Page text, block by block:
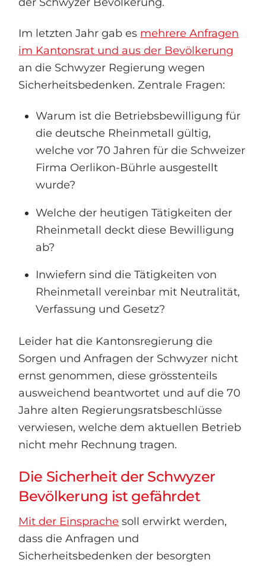
Im letzten Jahr gab es mehrere Anfragen
im Kantonsrat und aus der Bevölkerung
an die Schwyzer Regierung wegen
Sicherheitsbedenken. Zentrale Fragen:
Warum ist die Betriebsbewilligung für
die deutsche Rheinmetall gültig,
welche vor 70 Jahren für die Schweizer
Firma Oerlikon-Bührle ausgestellt
wurde?
Welche der heutigen Tätigkeiten der
Rheinmetall deckt diese Bewilligung
ab?
Inwiefern sind die Tätigkeiten von
Rheinmetall vereinbar mit Neutralität,
Verfassung und Gesetz?
Leider hat die Kantonsregierung die
Sorgen und Anfragen der Schwyzer nicht
ernst genommen, diese grösstenteils
ausweichend beantwortet und auf die 70
Jahre alten Regierungsratsbeschlüsse
verwiesen, welche dem aktuellen Betrieb
nicht mehr Rechnung tragen.
Die Sicherheit der Schwyzer
Bevölkerung ist gefährdet
Mit der Einsprache soll erwirkt werden,
dass die Anfragen und
Sicherheitsbedenken der besorgten